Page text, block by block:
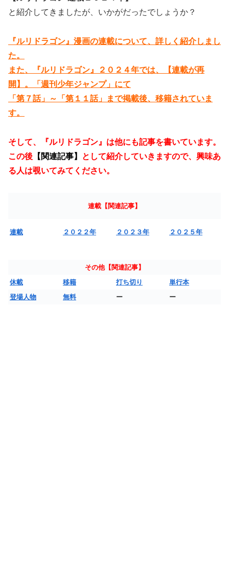
と紹介してきましたが、いかがだったでしょうか？
『ルリドラゴン』漫画の連載について、詳しく紹介しまし
た。
また、『ルリドラゴン』２０２４年では、【連載が再
開】。「週刊少年ジャンプ」にて
「第７話」～「第１１話」まで掲載後、移籍されていま
す。
そして、『ルリドラゴン』は他にも記事を書いています。
この後 【関連記事】
として紹介していきますので、興味あ
る人は覗いてみてください。
連載【関連記事】
連載 ２０２２年 ２０２３年 ２０２５年
その他【関連記事】
休載
移籍 打ち切り
単行本
登場人物
無料 ー ー